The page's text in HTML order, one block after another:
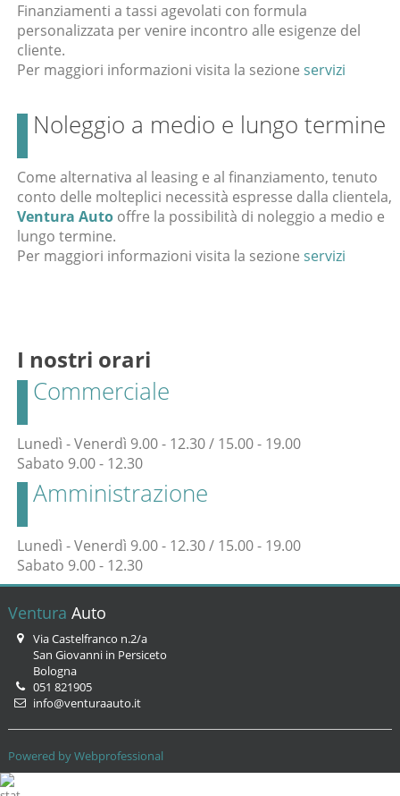
Finanziamenti a tassi agevolati con formula
personalizzata per venire incontro alle esigenze del
cliente.
Per maggiori informazioni visita la sezione servizi
Noleggio a medio e lungo termine
Come alternativa al leasing e al finanziamento, tenuto
conto delle molteplici necessità espresse dalla clientela,
Ventura Autooffre la possibilità di noleggio a medio e
lungo termine.
Per maggiori informazioni visita la sezione servizi
I nostri orari
Commerciale
Lunedì - Venerdì 9.00 - 12.30 / 15.00 - 19.00
Sabato 9.00 - 12.30
Amministrazione
Lunedì - Venerdì 9.00 - 12.30 / 15.00 - 19.00
Sabato 9.00 - 12.30
Ventura Auto
Via Castelfranco n.2/a
San Giovanni in Persiceto
Bologna
051 821905
info@venturaauto.it
Powered by Webprofessional